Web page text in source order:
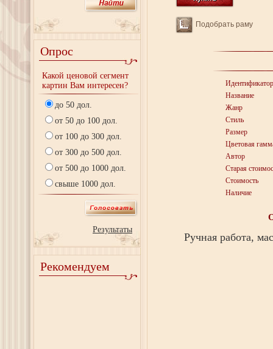
Опрос
Какой ценовой сегмент
картин Вам интересен?
до 50 дол.
от 50 до 100 дол.
от 100 до 300 дол.
от 300 до 500 дол.
от 500 до 1000 дол.
свыше 1000 дол.
Результаты
Рекомендуем
Подобрать раму
Идентификатор
Название
Жанр
Стиль
Размер
Цветовая
Автор
Старая
Стоимость
Наличие
Ручная работа,